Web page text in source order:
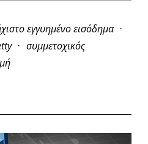
εγγυημένο εισόδημα ·
· συμμετοχικός